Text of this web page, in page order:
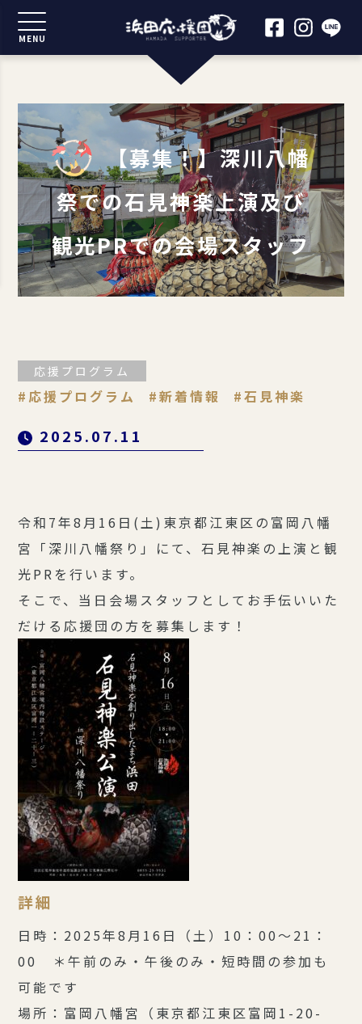
MENU
【募集！】深川八幡
祭での石見神楽上演及び
観光PRでの会場スタッフ
応援プログラム
応援プログラム 新着情報 石見神楽
2025.07.11
令和7年8月16日(土)東京都江東区の富岡八幡
宮「深川八幡祭り」にて、石見神楽の上演と観
光PRを行います。
そこで、当日会場スタッフとしてお手伝いいた
だける応援団の方を募集します！
詳細
日時：2025年8月16日（土）10：00～21：
00 ＊午前のみ・午後のみ・短時間の参加も
可能です
場所：富岡八幡宮（東京都江東区富岡1-20-